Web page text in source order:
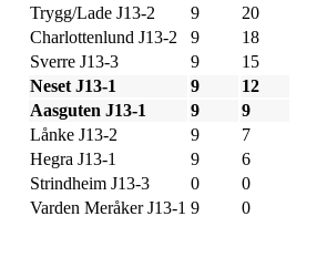
Trygg/Lade J13-2
9
20
Charlottenlund J13-2
9
18
Sverre J13-3
9
15
Neset J13-1
9
12
Aasguten J13-1
9
9
Lånke J13-2
9
7
Hegra J13-1
9
6
Strindheim J13-3
0
0
Varden Meråker J13-1 9 0